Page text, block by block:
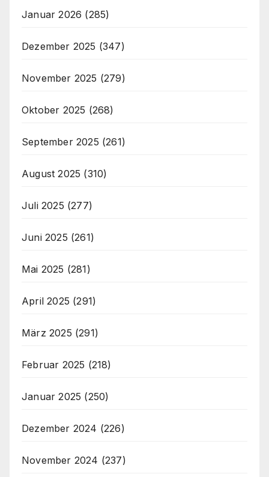
Januar 2026 (285)
Dezember 2025 (347)
November 2025 (279)
Oktober 2025 (268)
September 2025 (261)
August 2025 (310)
Juli 2025 (277)
Juni 2025 (261)
Mai 2025 (281)
April 2025 (291)
März 2025 (291)
Februar 2025 (218)
Januar 2025 (250)
Dezember 2024 (226)
November 2024 (237)